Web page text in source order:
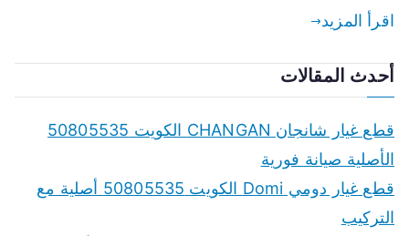
اقرأ المزيد
أحدث المقالات
قطع غيار شانجان CHANGAN الكويت 50805535
الأصلية صيانة فورية
قطع غيار دومي Domi الكويت 50805535 أصلية مع
التركيب